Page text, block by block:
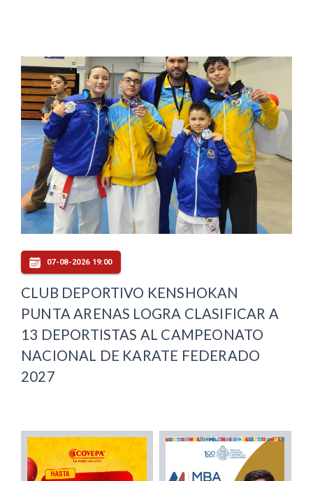
07-08-2026 19:00
CLUB DEPORTIVO KENSHOKAN
PUNTA ARENAS LOGRA CLASIFICAR A
13 DEPORTISTAS AL CAMPEONATO
NACIONAL DE KARATE FEDERADO
2027